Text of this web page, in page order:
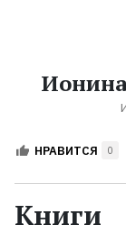
Авторы
Жанры
НРАВИТСЯ 0
Книги